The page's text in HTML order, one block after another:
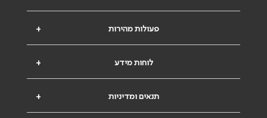
+ פעולות מהירות
+ לוחות מידע
+ תנאים ומדיניות